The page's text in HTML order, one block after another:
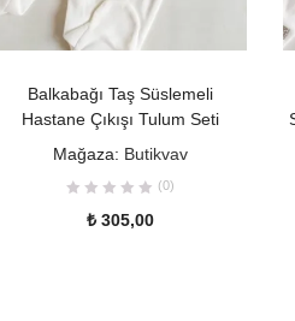
Balkabağı Taş Süslemeli
Hastane Çıkışı Tulum Seti
Mağaza: Butikvav
(0)
₺ 305,00